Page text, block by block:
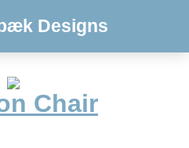
Designs
Chair